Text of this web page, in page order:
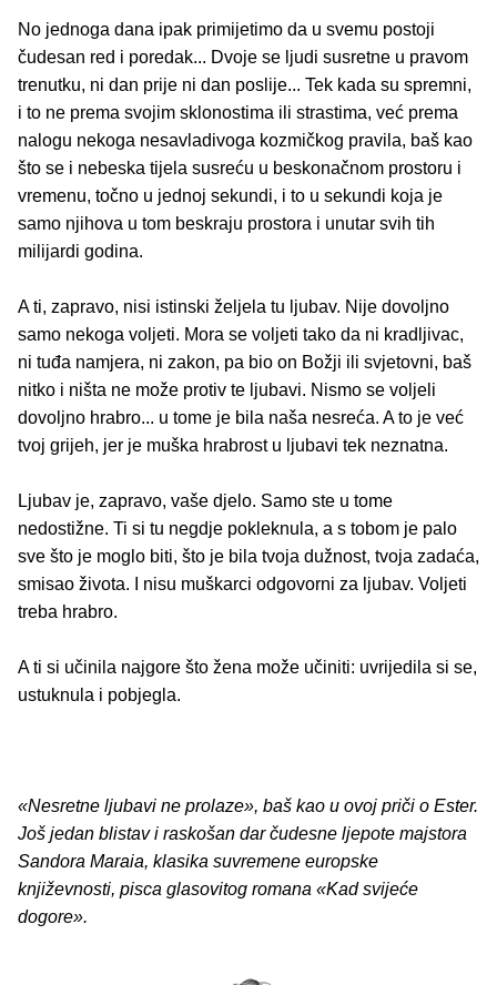
No jednoga dana ipak primijetimo da u svemu postoji
čudesan red i poredak... Dvoje se ljudi susretne u pravom
trenutku, ni dan prije ni dan poslije... Tek kada su spremni,
i to ne prema svojim sklonostima ili strastima, već prema
nalogu nekoga nesavladivoga kozmičkog pravila, baš kao
što se i nebeska tijela susreću u beskonačnom prostoru i
vremenu, točno u jednoj sekundi, i to u sekundi koja je
samo njihova u tom beskraju prostora i unutar svih tih
milijardi godina.
A ti, zapravo, nisi istinski željela tu ljubav. Nije dovoljno
samo nekoga voljeti. Mora se voljeti tako da ni kradljivac,
ni tuđa namjera, ni zakon, pa bio on Božji ili svjetovni, baš
nitko i ništa ne može protiv te ljubavi. Nismo se voljeli
dovoljno hrabro... u tome je bila naša nesreća. A to je već
tvoj grijeh, jer je muška hrabrost u ljubavi tek neznatna.
Ljubav je, zapravo, vaše djelo. Samo ste u tome
nedostižne. Ti si tu negdje pokleknula, a s tobom je palo
sve što je moglo biti, što je bila tvoja dužnost, tvoja zadaća,
smisao života. I nisu muškarci odgovorni za ljubav. Voljeti
treba hrabro.
A ti si učinila najgore što žena može učiniti: uvrijedila si se,
ustuknula i pobjegla.
«Nesretne ljubavi ne prolaze», baš kao u ovoj priči o Ester.
Još jedan blistav i raskošan dar čudesne ljepote majstora
Sandora Maraia, klasika suvremene europske
književnosti, pisca glasovitog romana «Kad svijeće
dogore».